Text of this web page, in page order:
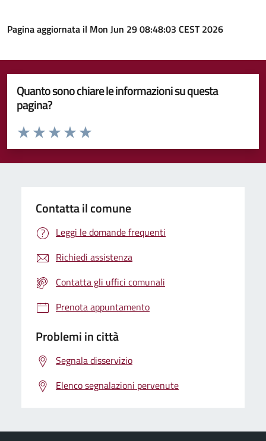
Pagina aggiornata il Mon Jun 29 08:48:03 CEST 2026
Quanto sono chiare le informazioni su questa
pagina?
Valuta da 1 a 5 stelle la pagina
Valuta 5 stelle su 5
Valuta 4 stelle su 5
Valuta 3 stelle su 5
Valuta 2 stelle su 5
Valuta 1 stelle su 5
Contatta il comune
Leggi le domande frequenti
Richiedi assistenza
Contatta gli uffici comunali
Prenota appuntamento
Problemi in città
Segnala disservizio
Elenco segnalazioni pervenute